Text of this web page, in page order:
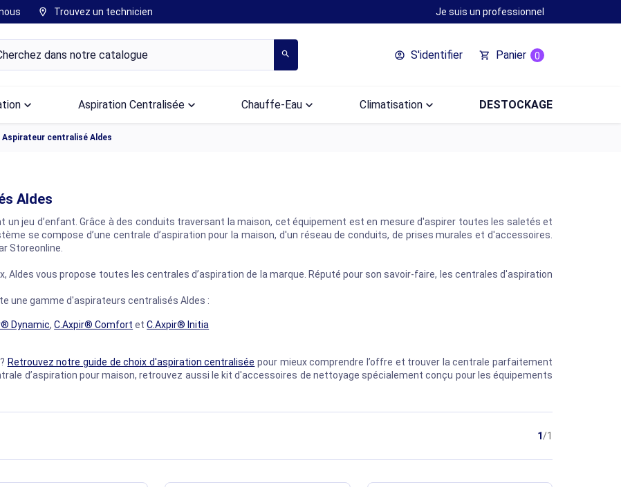
location_on Trouvez un technicien Je suis un professionnel
search account_circle S'identifier shopping_cart Panier 0
keyboard_arrow_down Aspiration Centraliséekeyboard_arrow_down Chauffe-Eau keyboard_arrow_down Climatisationkeyboard_arrow_down DESTOCKAGE
Aspirateur centralisé Aldes
Aldes
un jeu d’enfant. Grâce à des conduits traversant la maison, cet équipement est en mesure d'aspirer toutes les saletés et
se compose d’une centrale d’aspiration pour la maison, d'un réseau de conduits, de prises murales et d'accessoires.
Storeonline.
Aldes vous propose toutes les centrales d’aspiration de la marque. Réputé pour son savoir-faire, les centrales d'aspiration
une gamme d'aspirateurs centralisés Aldes :
Dynamic,C.Axpir® Comfort etC.Axpir® Initia
Retrouvez notre guide de choix d'aspiration centralisée pour mieux comprendre l’offre et trouver la centrale parfaitement
d’aspiration pour maison, retrouvez aussi le kit d'accessoires de nettoyage spécialement conçu pour les équipements
1/1